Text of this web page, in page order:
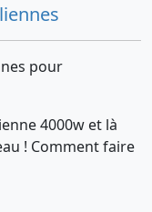
pour
4000w et là
! Comment faire